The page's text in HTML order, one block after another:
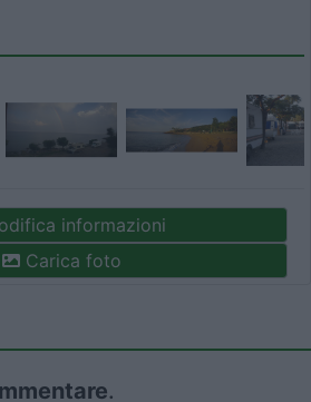
informazioni
Carica foto
.